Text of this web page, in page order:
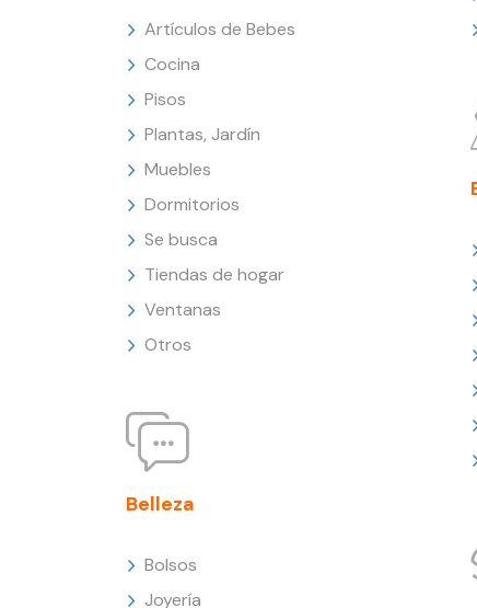
Artículos de Bebes
Cocina
Pisos
Plantas, Jardín
Muebles
Dormitorios
Se busca
Tiendas de hogar
Ventanas
Otros
Belleza
Bolsos
Joyería